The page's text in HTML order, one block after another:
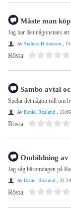
Måste man
Jag har läst någonstans
Av Andreas Björnsson ,
Rösta
Sambo avtal
Spelar det någon roll om
Av Daniel Roslund ,
Rösta
Ombildning av
Jag såg häromdagen på
Av Daniel Roslund ,
Rösta